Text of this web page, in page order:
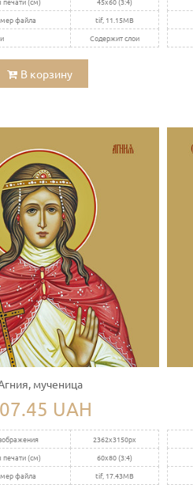
файла
tif, 11.15MB
Содержит слои
В корзину
мученица
UAH
2362x3150px
(см)
60x80 (3:4)
файла
tif, 17.43MB